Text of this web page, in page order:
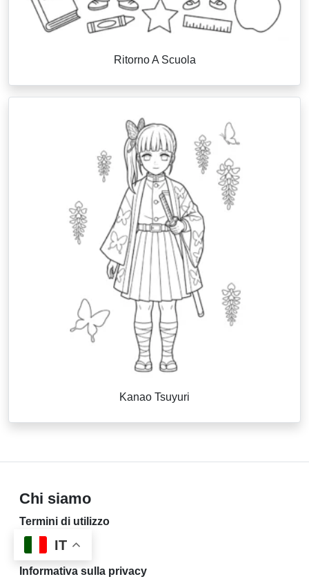
Ritorno A Scuola
Kanao Tsuyuri
Chi siamo
Termini di utilizzo
Contattaci
Chi siamo
Informativa sulla privacy
IT